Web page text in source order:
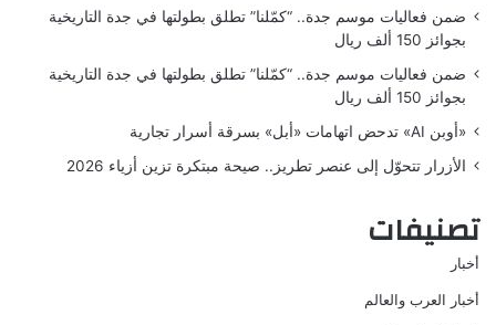
ضمن فعاليات موسم جدة.. “كمّلنا” تطلق بطولتها في جدة التاريخية
بجوائز 150 ألف ريال
ضمن فعاليات موسم جدة.. “كمّلنا” تطلق بطولتها في جدة التاريخية
بجوائز 150 ألف ريال
«أوبن AI» تدحض اتهامات «أبل» بسرقة أسرار تجارية
الأزرار تتحوّل إلى عنصر تطريز.. صيحة مبتكرة تزين أزياء 2026
تصنيفات
أخبار
أخبار العرب والعالم